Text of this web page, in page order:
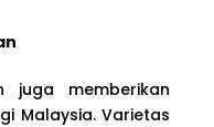
juga memberikan
Malaysia. Varietas